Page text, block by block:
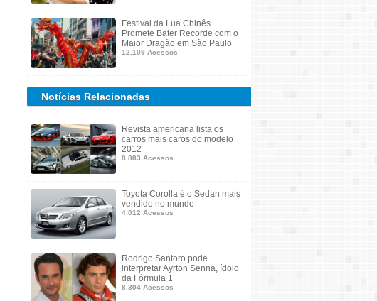
Festival da Lua Chinês
Promete Bater Recorde com o
Maior Dragão em São Paulo
12.109 Acessos
Notícias Relacionadas
Revista americana lista os
carros mais caros do modelo
2012
8.883 Acessos
Toyota Corolla é o Sedan mais
vendido no mundo
4.012 Acessos
Rodrigo Santoro pode
interpretar Ayrton Senna, ídolo
da Fórmula 1
8.304 Acessos